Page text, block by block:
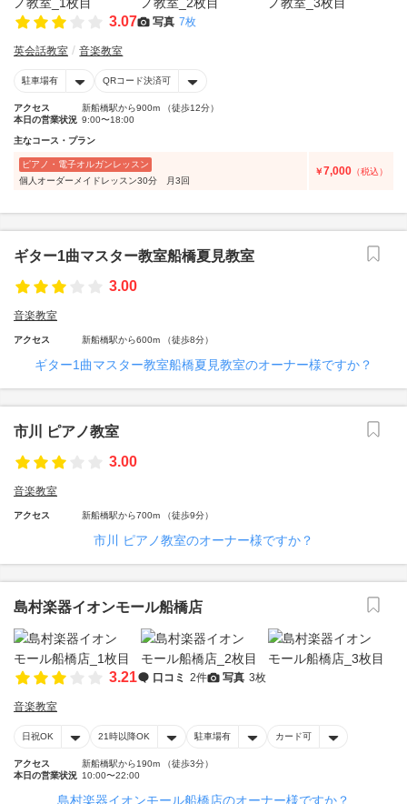
3.07 写真 7枚
英会話教室 音楽教室
駐車場有 QRコード決済可
アクセス
新船橋駅から900m （徒歩12分）
本日の営業状況 9:00〜18:00
主なコース・プラン
ピアノ・電子オルガンレッスン
個人オーダーメイドレッスン30分 月3回
￥7,000 （税込）
ギター1曲マスター教室船橋夏見教室
3.00
音楽教室
アクセス 新船橋駅から600m （徒歩8分）
ギター1曲マスター教室船橋夏見教室のオーナー様ですか？
市川 ピアノ教室
3.00
音楽教室
アクセス 新船橋駅から700m （徒歩9分）
市川 ピアノ教室のオーナー様ですか？
島村楽器イオンモール船橋店
3.21 口コミ 2件 写真 3枚
音楽教室
日祝OK 21時以降OK 駐車場有 カード可
アクセス
新船橋駅から190m （徒歩3分）
本日の営業状況 10:00〜22:00
島村楽器イオンモール船橋店のオーナー様ですか？